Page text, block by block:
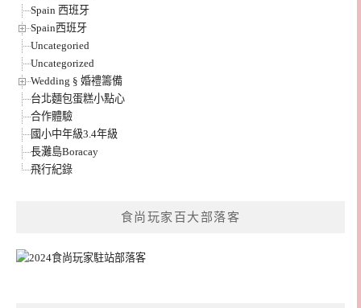
Spain 西班牙
Spain西班牙
Uncategoried
Uncategorized
Wedding § 婚禮籌備
台北麵包蛋糕小點心
合作體驗
國小中年級3.4年級
長灘島Boracay
飛行紀錄
食尚玩家百大部落客